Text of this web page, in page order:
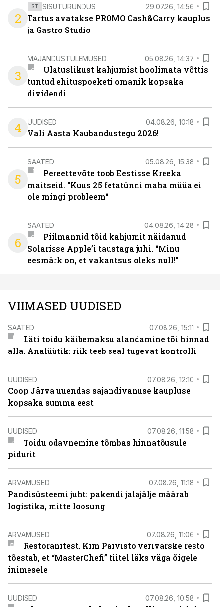
2
ST SISUTURUNDUS 29.07.26, 14:56
Tartus avatakse PROMO Cash&Carry kauplus
ja Gastro Studio
3
MAJANDUSTULEMUSED 05.08.26, 14:37
Ulatuslikust kahjumist hoolimata võttis
tuntud ehituspoeketi omanik kopsaka
dividendi
4 UUDISED 04.08.26, 10:18
Vali Aasta Kaubandustegu 2026!
5
SAATED 05.08.26, 15:38
Pereettevõte toob Eestisse Kreeka
maitseid. “Kuus 25 fetatünni maha müüa ei
ole mingi probleem“
6
SAATED 04.08.26, 14:28
Piilmannid tõid kahjumit näidanud
Solarisse Apple’i taustaga juhi. “Minu
eesmärk on, et vakantsus oleks null!”
VIIMASED UUDISED
SAATED 07.08.26, 15:11
Läti toidu käibemaksu alandamine tõi hinnad
alla. Analüütik: riik teeb seal tugevat kontrolli
UUDISED 07.08.26, 12:10
Coop Järva uuendas sajandivanuse kaupluse
kopsaka summa eest
UUDISED 07.08.26, 11:58
Toidu odavnemine tõmbas hinnatõusule
pidurit
ARVAMUSED 07.08.26, 11:18
Pandisüsteemi juht: pakendi jalajälje määrab
logistika, mitte loosung
ARVAMUSED 07.08.26, 11:06
Restoranitest. Kim Päivistö verivärske resto
tõestab, et “MasterChefi” tiitel läks väga õigele
inimesele
UUDISED 07.08.26, 10:58